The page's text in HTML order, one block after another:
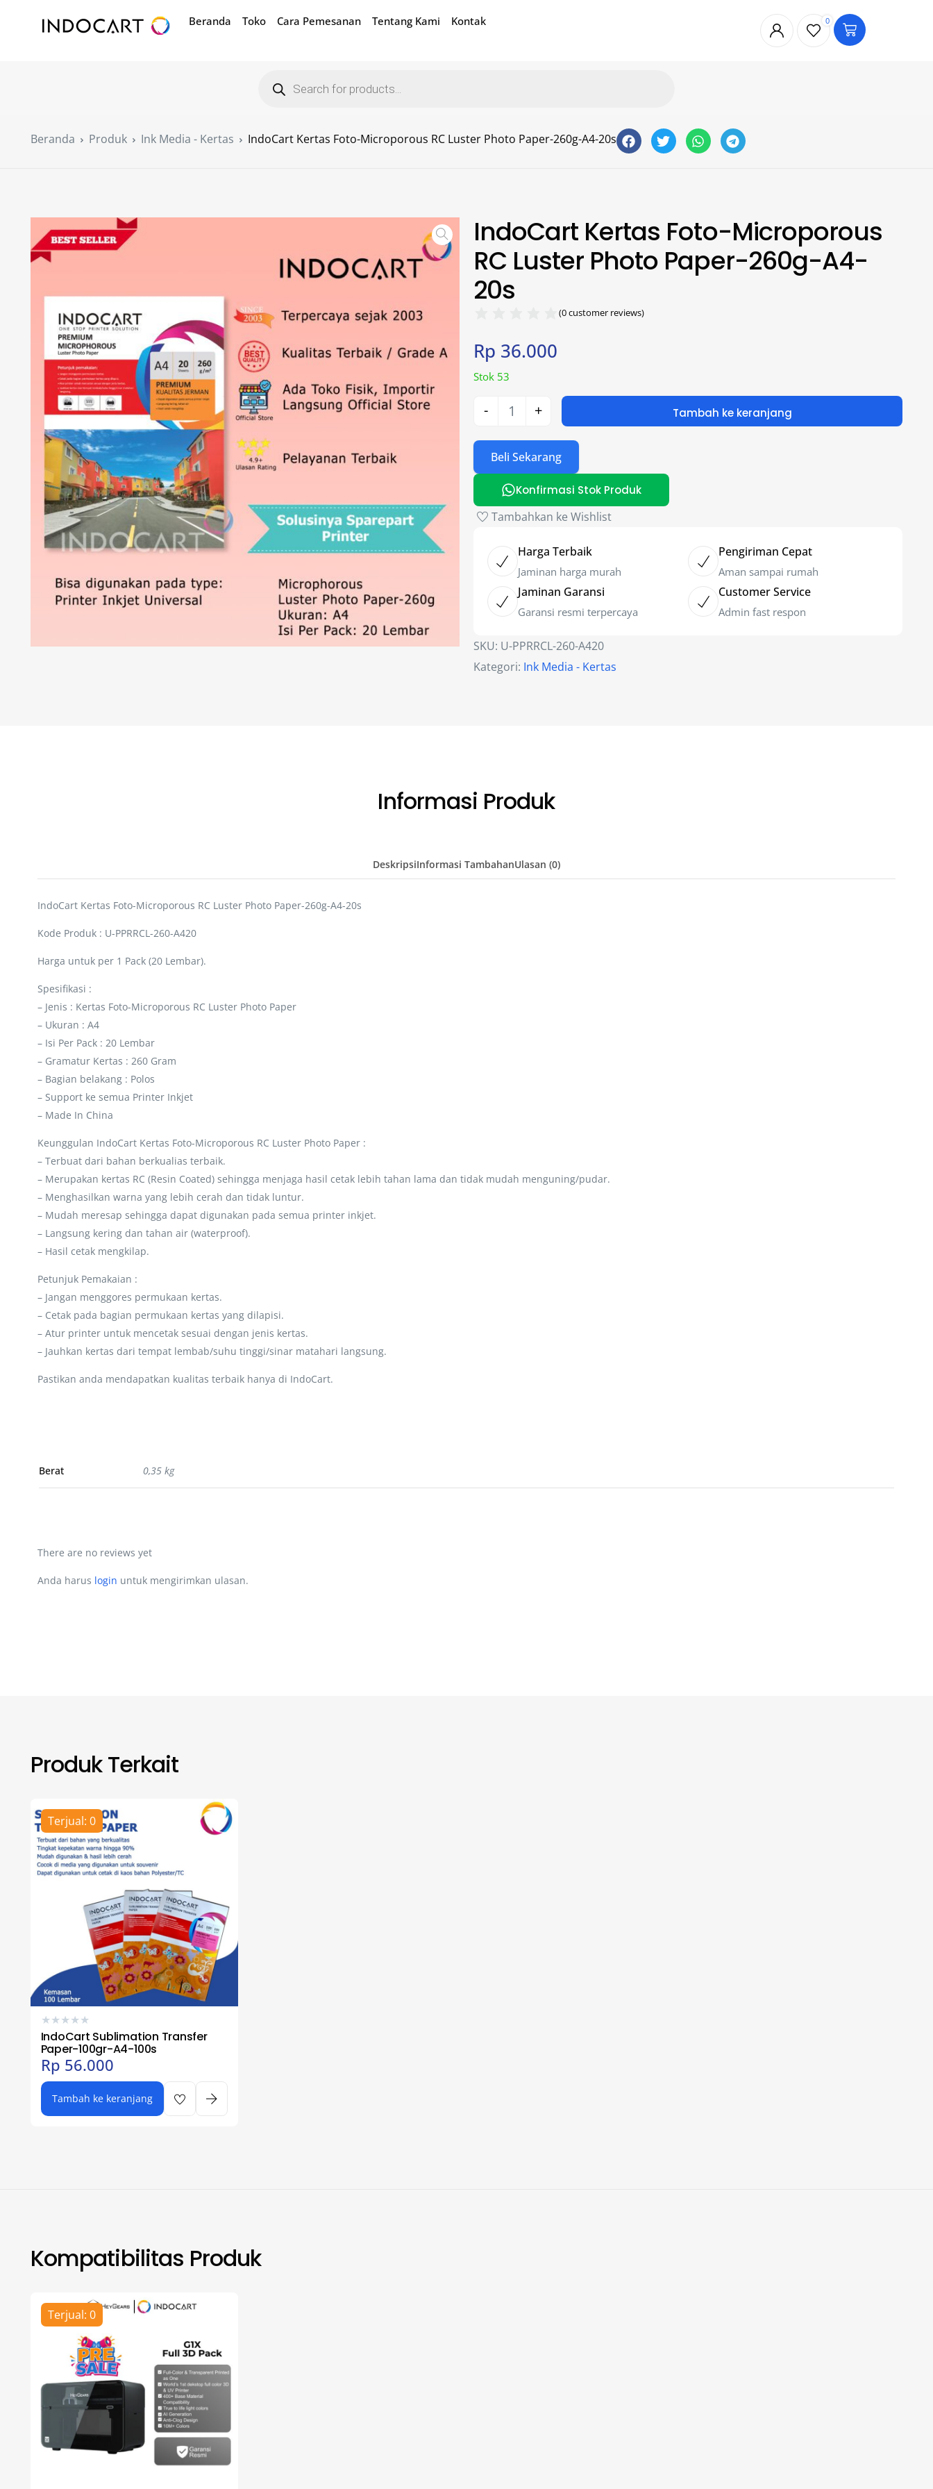
Beranda Toko Cara Pemesanan Tentang Kami Kontak 0
Beranda Produk Ink Media - Kertas IndoCart Kertas Foto-Microporous RC Luster Photo Paper-260g-A4-20s
IndoCart Kertas Foto-Microporous
RC Luster Photo Paper-260g-A4-
20s
(0customer reviews)
Rp 36.000
Stok 53
- + Tambah ke keranjang
Beli Sekarang
Konfirmasi Stok Produk
Tambahkan ke Wishlist
Harga Terbaik
Jaminan harga murah
Pengiriman Cepat
Aman sampai rumah
Jaminan Garansi
Garansi resmi terpercaya
Customer Service
Admin fast respon
SKU: U-PPRRCL-260-A420
Kategori: Ink Media - Kertas
Informasi Produk
DeskripsiInformasi TambahanUlasan (0)
IndoCart Kertas Foto-Microporous RC Luster Photo Paper-260g-A4-20s
Kode Produk : U-PPRRCL-260-A420
Harga untuk per 1 Pack (20 Lembar).
Spesifikasi :
– Jenis : Kertas Foto-Microporous RC Luster Photo Paper
– Ukuran : A4
– Isi Per Pack : 20 Lembar
– Gramatur Kertas : 260 Gram
– Bagian belakang : Polos
– Support ke semua Printer Inkjet
– Made In China
Keunggulan IndoCart Kertas Foto-Microporous RC Luster Photo Paper :
– Terbuat dari bahan berkualias terbaik.
– Merupakan kertas RC (Resin Coated) sehingga menjaga hasil cetak lebih tahan lama dan tidak mudah menguning/pudar.
– Menghasilkan warna yang lebih cerah dan tidak luntur.
– Mudah meresap sehingga dapat digunakan pada semua printer inkjet.
– Langsung kering dan tahan air (waterproof).
– Hasil cetak mengkilap.
Petunjuk Pemakaian :
– Jangan menggores permukaan kertas.
– Cetak pada bagian permukaan kertas yang dilapisi.
– Atur printer untuk mencetak sesuai dengan jenis kertas.
– Jauhkan kertas dari tempat lembab/suhu tinggi/sinar matahari langsung.
Pastikan anda mendapatkan kualitas terbaik hanya di IndoCart.
Berat 0,35 kg
There are no reviews yet
Anda harus login untuk mengirimkan ulasan.
Produk Terkait
Terjual: 0
★★★★★
IndoCart Sublimation Transfer
Paper-100gr-A4-100s
Rp 56.000
Tambah ke keranjang
Kompatibilitas Produk
Terjual: 0